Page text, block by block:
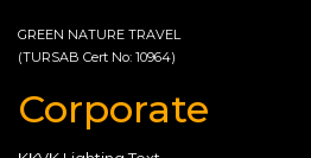
GREEN NATURE TRAVEL
(TURSAB Cert No: 10964)
Corporate